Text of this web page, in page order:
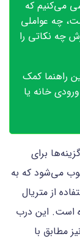
می‌کنیم که
چه عواملی
چه نکاتی را
راهنما کمک
خانه یا
برای
می‌شود که به
از متریال
است. این درب
مطابق با